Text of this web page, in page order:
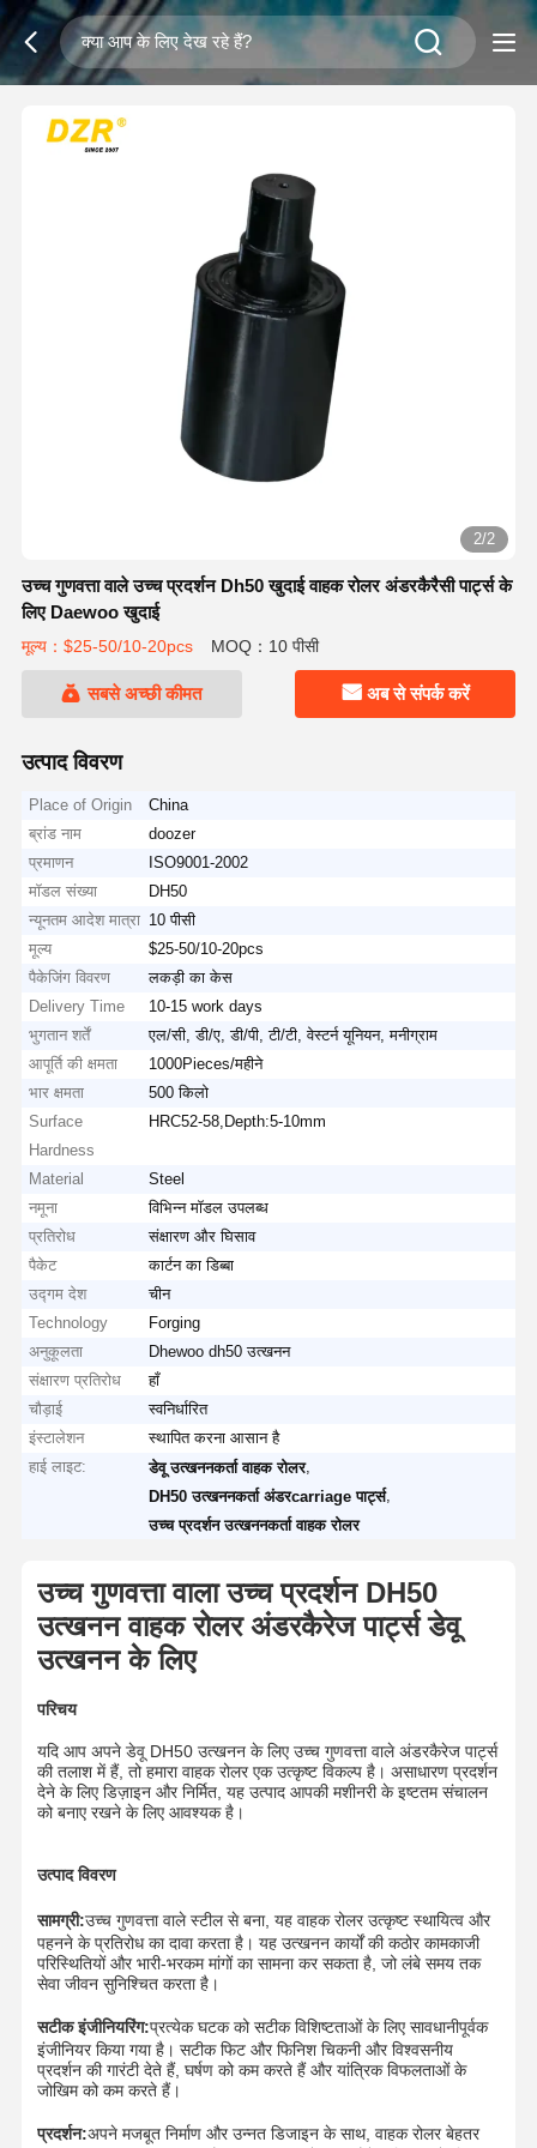
2/2
उच्च गुणवत्ता वाले उच्च प्रदर्शन Dh50 खुदाई वाहक रोलर अंडरकैरैसी पार्ट्स के
लिए Daewoo खुदाई
मूल्य：$25-50/10-20pcs MOQ：10 पीसी
सबसे अच्छी कीमत अब से संपर्क करें
उत्पाद विवरण
Place of Origin
China
ब्रांड नाम
doozer
प्रमाणन
ISO9001-2002
मॉडल संख्या
DH50
न्यूनतम आदेश मात्रा 10 पीसी
मूल्य
$25-50/10-20pcs
पैकेजिंग विवरण
लकड़ी का केस
Delivery Time
10-15 work days
भुगतान शर्तें
एल/सी, डी/ए, डी/पी, टी/टी, वेस्टर्न यूनियन, मनीग्राम
आपूर्ति की क्षमता
1000Pieces/महीने
भार क्षमता
500 किलो
Surface
Hardness
HRC52-58,Depth:5-10mm
Material
Steel
नमूना
विभिन्न मॉडल उपलब्ध
प्रतिरोध
संक्षारण और घिसाव
पैकेट
कार्टन का डिब्बा
उद्गम देश
चीन
Technology
Forging
अनुकूलता
Dhewoo dh50 उत्खनन
संक्षारण प्रतिरोध
हाँ
चौड़ाई
स्वनिर्धारित
इंस्टालेशन
स्थापित करना आसान है
हाई लाइट:
डेवू उत्खननकर्ता वाहक रोलर,
DH50 उत्खननकर्ता अंडरcarriage पार्ट्स,
उच्च प्रदर्शन उत्खननकर्ता वाहक रोलर
उच्च गुणवत्ता वाला उच्च प्रदर्शन DH50
उत्खनन वाहक रोलर अंडरकैरेज पार्ट्स डेवू
उत्खनन के लिए
परिचय
यदि आप अपने डेवू DH50 उत्खनन के लिए उच्च गुणवत्ता वाले अंडरकैरेज पार्ट्स
की तलाश में हैं, तो हमारा वाहक रोलर एक उत्कृष्ट विकल्प है। असाधारण प्रदर्शन
देने के लिए डिज़ाइन और निर्मित, यह उत्पाद आपकी मशीनरी के इष्टतम संचालन
को बनाए रखने के लिए आवश्यक है।
उत्पाद विवरण
सामग्री:उच्च गुणवत्ता वाले स्टील से बना, यह वाहक रोलर उत्कृष्ट स्थायित्व और
पहनने के प्रतिरोध का दावा करता है। यह उत्खनन कार्यों की कठोर कामकाजी
परिस्थितियों और भारी-भरकम मांगों का सामना कर सकता है, जो लंबे समय तक
सेवा जीवन सुनिश्चित करता है।
सटीक इंजीनियरिंग:प्रत्येक घटक को सटीक विशिष्टताओं के लिए सावधानीपूर्वक
इंजीनियर किया गया है। सटीक फिट और फिनिश चिकनी और विश्वसनीय
प्रदर्शन की गारंटी देते हैं, घर्षण को कम करते हैं और यांत्रिक विफलताओं के
जोखिम को कम करते हैं।
प्रदर्शन:अपने मजबूत निर्माण और उन्नत डिजाइन के साथ, वाहक रोलर बेहतर